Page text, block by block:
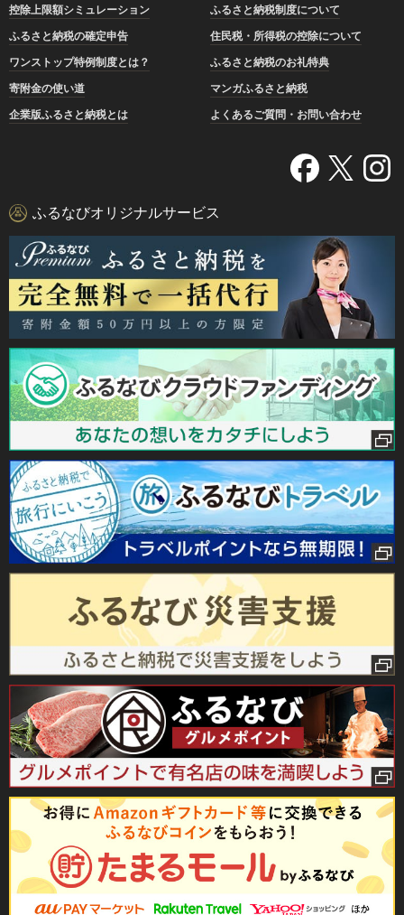
控除上限額シミュレーション
ふるさと納税制度について
ふるさと納税の確定申告
住民税・所得税の控除について
ワンストップ特例制度とは？
ふるさと納税のお礼特典
寄附金の使い道
マンガふるさと納税
企業版ふるさと納税とは
よくあるご質問・お問い合わせ
ふるなびオリジナルサービス